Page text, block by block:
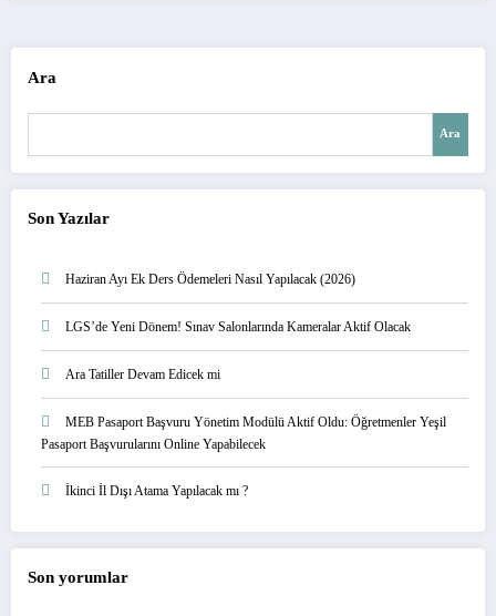
Ara
Ara
Son Yazılar
Haziran Ayı Ek Ders Ödemeleri Nasıl Yapılacak (2026)
LGS’de Yeni Dönem! Sınav Salonlarında Kameralar Aktif Olacak
Ara Tatiller Devam Edicek mi
MEB Pasaport Başvuru Yönetim Modülü Aktif Oldu: Öğretmenler Yeşil
Pasaport Başvurularını Online Yapabilecek
İkinci İl Dışı Atama Yapılacak mı ?
Son yorumlar